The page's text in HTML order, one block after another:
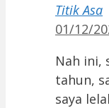
Titik Asa
01/12/
Nah ini,
tahun,
saya